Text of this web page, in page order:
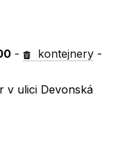
- kontejnery -
v ulici Devonská